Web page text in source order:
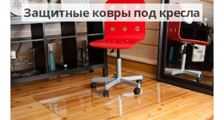
Защитные ковры под кресла